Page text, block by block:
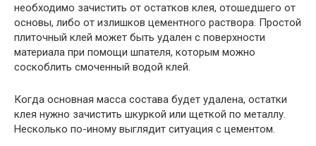
необходимо зачистить от остатков клея, отошедшего от
основы, либо от излишков цементного раствора. Простой
плиточный клей может быть удален с поверхности
материала при помощи шпателя, которым можно
соскоблить смоченный водой клей.
Когда основная масса состава будет удалена, остатки
клея нужно зачистить шкуркой или щеткой по металлу.
Несколько по-иному выглядит ситуация с цементом.